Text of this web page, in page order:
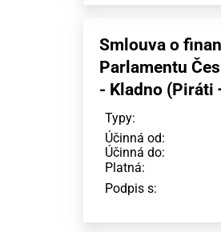
Smlouva o
Parlamentu
- Kladno (Piráti
Typy:
Účinná od:
Účinná do:
Platná:
Podpis s: